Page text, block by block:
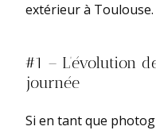
extérieur à Toulouse.
#1 – L’évolution
journée
Si en tant que